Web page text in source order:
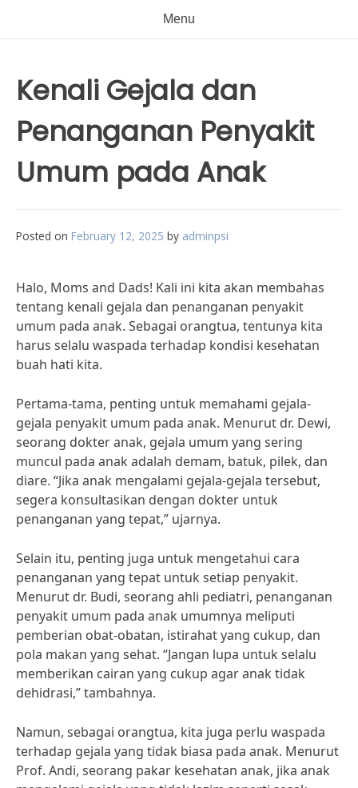
Menu
Kenali Gejala dan
Penanganan Penyakit
Umum pada Anak
Posted on February 12, 2025 by adminpsi
Halo, Moms and Dads! Kali ini kita akan membahas
tentang kenali gejala dan penanganan penyakit
umum pada anak. Sebagai orangtua, tentunya kita
harus selalu waspada terhadap kondisi kesehatan
buah hati kita.
Pertama-tama, penting untuk memahami gejala-
gejala penyakit umum pada anak. Menurut dr. Dewi,
seorang dokter anak, gejala umum yang sering
muncul pada anak adalah demam, batuk, pilek, dan
diare. “Jika anak mengalami gejala-gejala tersebut,
segera konsultasikan dengan dokter untuk
penanganan yang tepat,” ujarnya.
Selain itu, penting juga untuk mengetahui cara
penanganan yang tepat untuk setiap penyakit.
Menurut dr. Budi, seorang ahli pediatri, penanganan
penyakit umum pada anak umumnya meliputi
pemberian obat-obatan, istirahat yang cukup, dan
pola makan yang sehat. “Jangan lupa untuk selalu
memberikan cairan yang cukup agar anak tidak
dehidrasi,” tambahnya.
Namun, sebagai orangtua, kita juga perlu waspada
terhadap gejala yang tidak biasa pada anak. Menurut
Prof. Andi, seorang pakar kesehatan anak, jika anak